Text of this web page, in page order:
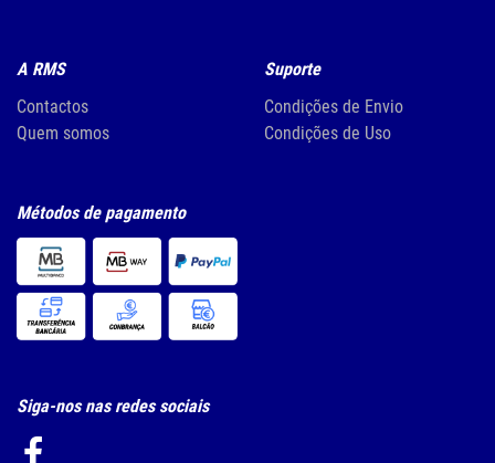
A RMS
Contactos
Quem somos
Suporte
Condições de Envio
Condições de Uso
Métodos de pagamento
Siga-nos nas redes sociais